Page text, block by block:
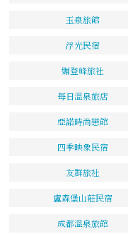
玉泉旅館
浮光民宿
媚登峰旅社
每日溫泉旅店
亞諾時尚戀館
四季映象民宿
友群旅社
盧森堡山莊民宿
成都溫泉旅館